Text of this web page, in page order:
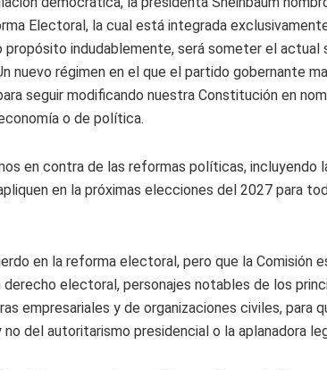
Electoral, la cual está integrada
propósito indudablemente, será someter el actual
nuevo régimen en el que el partido gobernante
seguir modificando nuestra Constitución en
o de política.
en contra de las reformas políticas, incluyendo
en la próximas elecciones del 2027 para
en la reforma electoral, pero que la Comisión
electoral, personajes notables de los
empresariales y de organizaciones civiles, para
del autoritarismo presidencial o la aplanadora